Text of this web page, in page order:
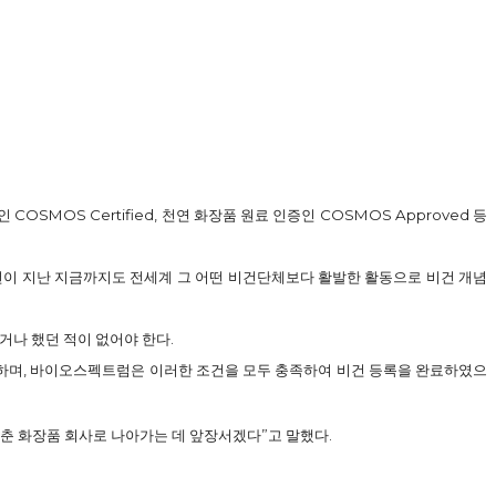
인 COSMOS Certified, 천연 화장품 원료 인증인 COSMOS Approved 등
지난 지금까지도 전세계 그 어떤 비건단체보다 활발한 활동으로 비건 개념
나 했던 적이 없어야 한다.
, 바이오스펙트럼은 이러한 조건을 모두 충족하여 비건 등록을 완료하였으
화장품 회사로 나아가는 데 앞장서겠다”고 말했다.